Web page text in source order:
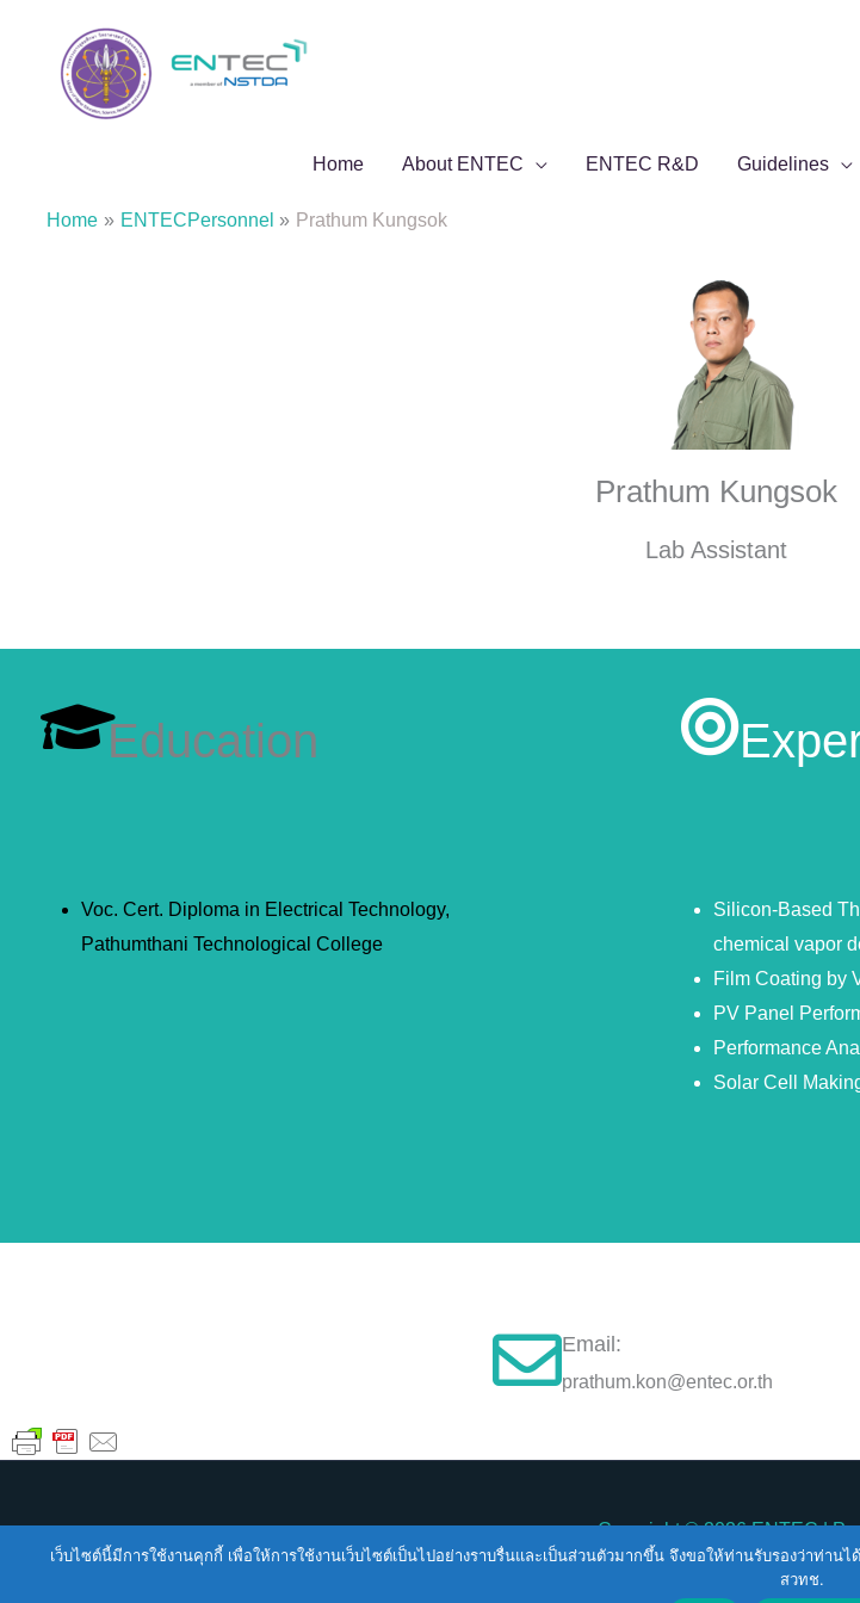
Home About ENTEC ENTEC R&D Guidelines
Home ENTECPersonnel Prathum Kungsok
Prathum Kungsok
Lab Assistant
Education
Voc. Cert. Diploma in Electrical Technology,
Pathumthani Technological College
Silicon-Based
chemical vapor
Film Coating by
PV Panel
Performance
Solar Cell
Email:
prathum.kon@entec.or.th
Copyright © 2026ENTEC|
Privacy Policy |
เว็บไซต์นี้มีการใช้งานคุกกี้ เพื่อให้การใช้งานเว็บไซต์เป็นไปอย่างราบรื่นและเป็นส่วนตัวมากขึ้น จึงขอให้ท่านรับรองว่าท่
สวทช.